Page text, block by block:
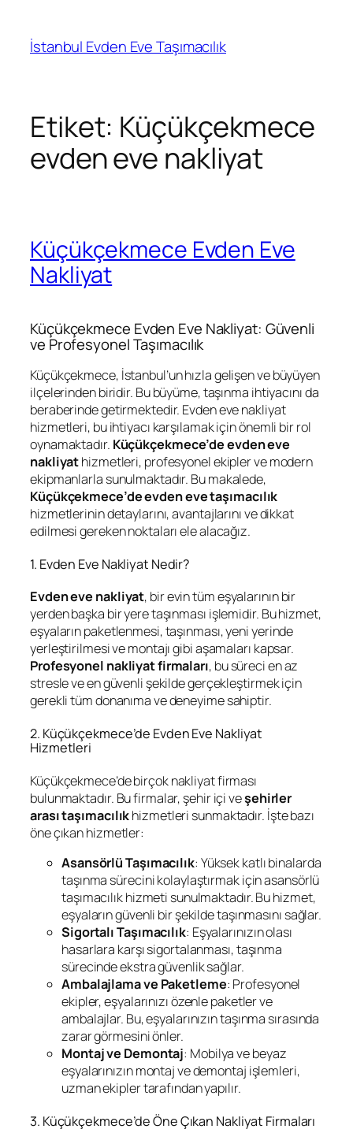
İstanbul Evden Eve Taşımacılık
Etiket: Küçükçekmece
evden eve nakliyat
Küçükçekmece Evden Eve
Nakliyat
Küçükçekmece Evden Eve Nakliyat: Güvenli
ve Profesyonel Taşımacılık
Küçükçekmece, İstanbul’un hızla gelişen ve büyüyen
ilçelerinden biridir. Bu büyüme, taşınma ihtiyacını da
beraberinde getirmektedir. Evden eve nakliyat
hizmetleri, bu ihtiyacı karşılamak için önemli bir rol
oynamaktadır. Küçükçekmece’de evden eve
nakliyathizmetleri, profesyonel ekipler ve modern
ekipmanlarla sunulmaktadır. Bu makalede,
Küçükçekmece’de evden evetaşımacılık
hizmetlerinin detaylarını, avantajlarını ve dikkat
edilmesi gereken noktaları ele alacağız.
1. Evden Eve Nakliyat Nedir?
Evden eve nakliyat, bir evin tüm eşyalarının bir
yerden başka bir yere taşınması işlemidir. Bu hizmet,
eşyaların paketlenmesi, taşınması, yeni yerinde
yerleştirilmesi ve montajı gibi aşamaları kapsar.
Profesyonel nakliyat firmaları, bu süreci en az
stresle ve en güvenli şekilde gerçekleştirmek için
gerekli tüm donanıma ve deneyime sahiptir.
2. Küçükçekmece’de Evden Eve Nakliyat
Hizmetleri
Küçükçekmece’de birçok nakliyat firması
bulunmaktadır. Bu firmalar, şehir içi veşehirler
arası taşımacılıkhizmetleri sunmaktadır. İşte bazı
öne çıkan hizmetler:
Asansörlü Taşımacılık: Yüksek katlı binalarda
taşınma sürecini kolaylaştırmak için asansörlü
taşımacılık hizmeti sunulmaktadır. Bu hizmet,
eşyaların güvenli bir şekilde taşınmasını sağlar.
Sigortalı Taşımacılık: Eşyalarınızın olası
hasarlara karşı sigortalanması, taşınma
sürecinde ekstra güvenlik sağlar.
Ambalajlama ve Paketleme: Profesyonel
ekipler, eşyalarınızı özenle paketler ve
ambalajlar. Bu, eşyalarınızın taşınma sırasında
zarar görmesini önler.
Montaj ve Demontaj: Mobilya ve beyaz
eşyalarınızın montaj ve demontaj işlemleri,
uzman ekipler tarafından yapılır.
3. Küçükçekmece’de Öne Çıkan Nakliyat Firmaları